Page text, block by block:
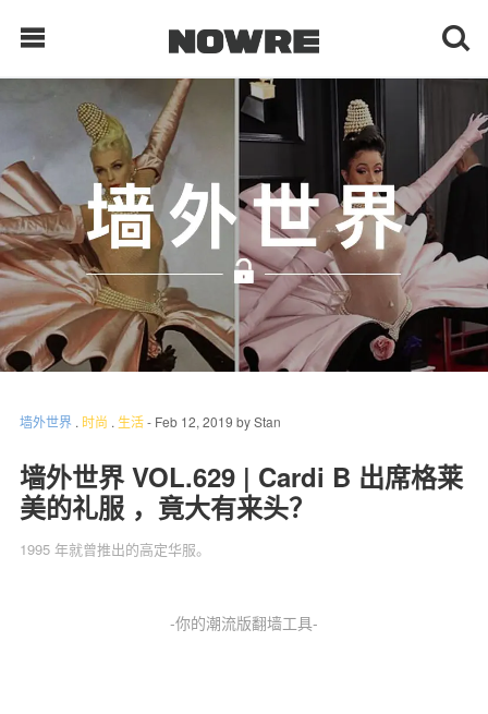
每日鲜榨
现客视点
每日栏目
时 尚
球 鞋
生 活
科 技
墙外世界 . 时尚 . 生活- Feb 12, 2019 byStan
墙外世界 VOL.629 | Cardi B 出席格莱
美的礼服 ，竟大有来头？
1995 年就曾推出的高定华服。
-你的潮流版翻墙工具-